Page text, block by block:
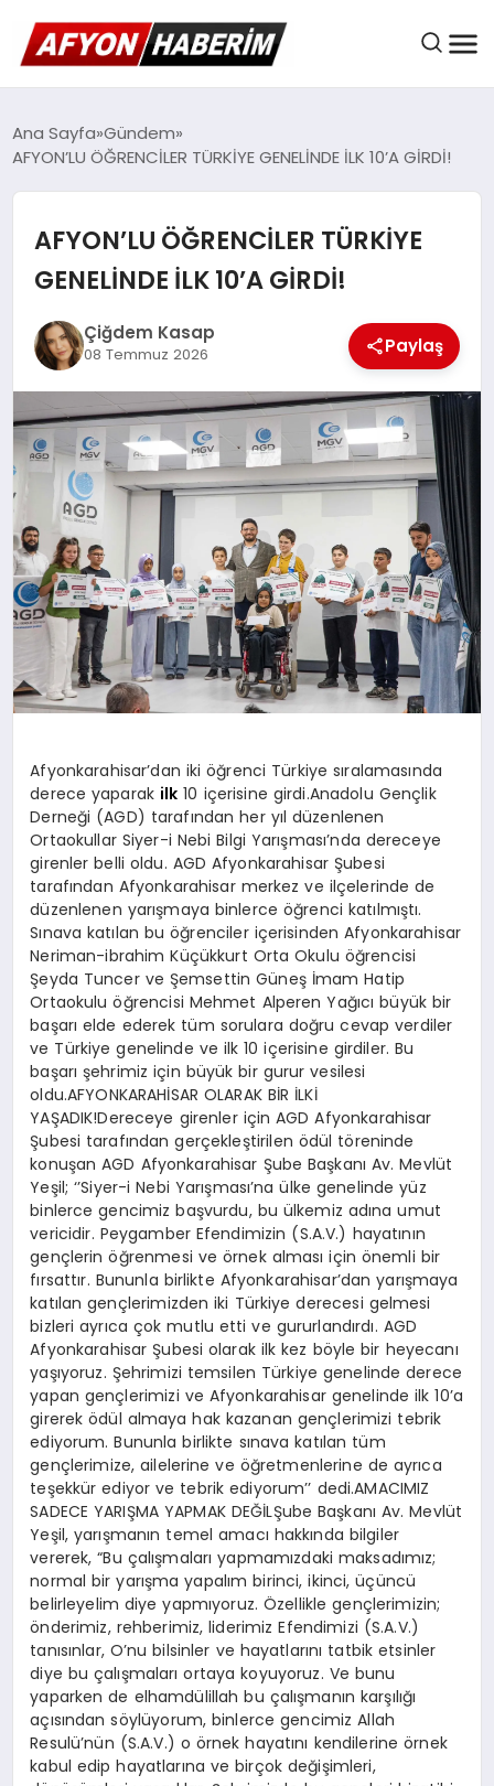
AFYON HABER
BELEDIYELER
EKONOMI
DÜNYA
SPOR
MAGAZIN
SAĞLIK
TEKNOLOJI
Ana Sayfa Gündem
AFYON’LU ÖĞRENCİLER TÜRKİYE GENELİNDE İLK 10’A GİRDİ!
AFYON’LU ÖĞRENCİLER TÜRKİYE
GENELİNDE İLK 10’A GİRDİ!
Çiğdem Kasap
08 Temmuz 2026 Paylaş
Afyonkarahisar’dan iki öğrenci Türkiye sıralamasında
derece yaparak ilk 10 içerisine girdi.Anadolu Gençlik
Derneği (AGD) tarafından her yıl düzenlenen
Ortaokullar Siyer-i Nebi Bilgi Yarışması’nda dereceye
girenler belli oldu. AGD Afyonkarahisar Şubesi
tarafından Afyonkarahisar merkez ve ilçelerinde de
düzenlenen yarışmaya binlerce öğrenci katılmıştı.
Sınava katılan bu öğrenciler içerisinden Afyonkarahisar
Neriman-ibrahim Küçükkurt Orta Okulu öğrencisi
Şeyda Tuncer ve Şemsettin Güneş İmam Hatip
Ortaokulu öğrencisi Mehmet Alperen Yağıcı büyük bir
başarı elde ederek tüm sorulara doğru cevap verdiler
ve Türkiye genelinde ve ilk 10 içerisine girdiler. Bu
başarı şehrimiz için büyük bir gurur vesilesi
oldu.AFYONKARAHİSAR OLARAK BİR İLKİ
YAŞADIK!Dereceye girenler için AGD Afyonkarahisar
Şubesi tarafından gerçekleştirilen ödül töreninde
konuşan AGD Afyonkarahisar Şube Başkanı Av. Mevlüt
Yeşil; ‘’Siyer-i Nebi Yarışması’na ülke genelinde yüz
binlerce gencimiz başvurdu, bu ülkemiz adına umut
vericidir. Peygamber Efendimizin (S.A.V.) hayatının
gençlerin öğrenmesi ve örnek alması için önemli bir
fırsattır. Bununla birlikte Afyonkarahisar’dan yarışmaya
katılan gençlerimizden iki Türkiye derecesi gelmesi
bizleri ayrıca çok mutlu etti ve gururlandırdı. AGD
Afyonkarahisar Şubesi olarak ilk kez böyle bir heyecanı
yaşıyoruz. Şehrimizi temsilen Türkiye genelinde derece
yapan gençlerimizi ve Afyonkarahisar genelinde ilk 10’a
girerek ödül almaya hak kazanan gençlerimizi tebrik
ediyorum. Bununla birlikte sınava katılan tüm
gençlerimize, ailelerine ve öğretmenlerine de ayrıca
teşekkür ediyor ve tebrik ediyorum’’ dedi.AMACIMIZ
SADECE YARIŞMA YAPMAK DEĞİLŞube Başkanı Av. Mevlüt
Yeşil, yarışmanın temel amacı hakkında bilgiler
vererek, “Bu çalışmaları yapmamızdaki maksadımız;
normal bir yarışma yapalım birinci, ikinci, üçüncü
belirleyelim diye yapmıyoruz. Özellikle gençlerimizin;
önderimiz, rehberimiz, liderimiz Efendimizi (S.A.V.)
tanısınlar, O’nu bilsinler ve hayatlarını tatbik etsinler
diye bu çalışmaları ortaya koyuyoruz. Ve bunu
yaparken de elhamdülillah bu çalışmanın karşılığı
açısından söylüyorum, binlerce gencimiz Allah
Resulü’nün (S.A.V.) o örnek hayatını kendilerine örnek
kabul edip hayatlarına ve birçok değişimleri,